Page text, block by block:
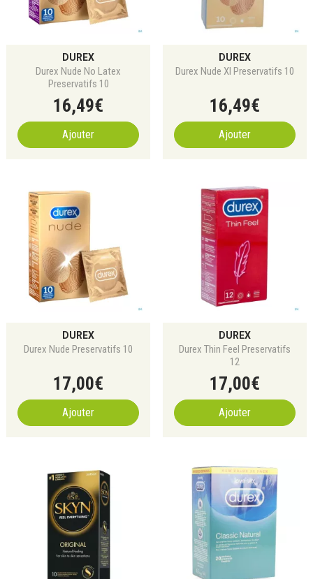
DUREX
Durex Nude No Latex
Preservatifs 10
16,49€
Ajouter
DUREX
Durex Nude Xl Preservatifs 10
16,49€
Ajouter
DUREX
Durex Nude Preservatifs 10
17,00€
Ajouter
DUREX
Durex Thin Feel Preservatifs
12
17,00€
Ajouter